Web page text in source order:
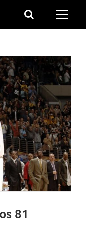
81